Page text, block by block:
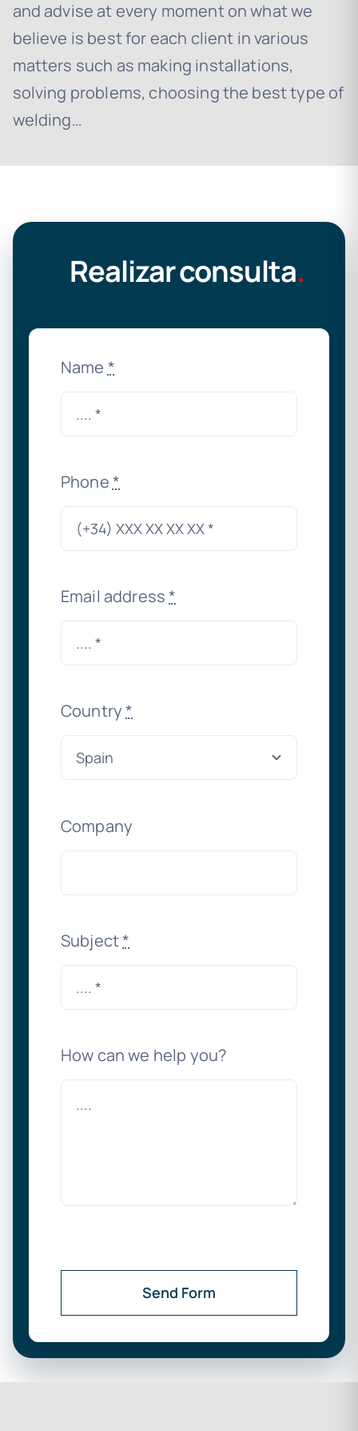
and advise at every moment on what we
believe is best for each client in various
matters such as making installations,
solving problems, choosing the best type of
welding…
Realizar consulta.
Name *
Phone*
Email address*
Country*
Company
Subject*
How can we help you?
Send Form